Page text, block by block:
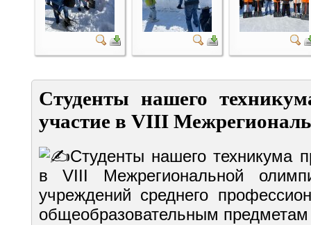
Студенты нашего
участие в VIII
Студенты нашего техникума
в VIII Межрегиональной
учреждений среднего
общеобразовательным